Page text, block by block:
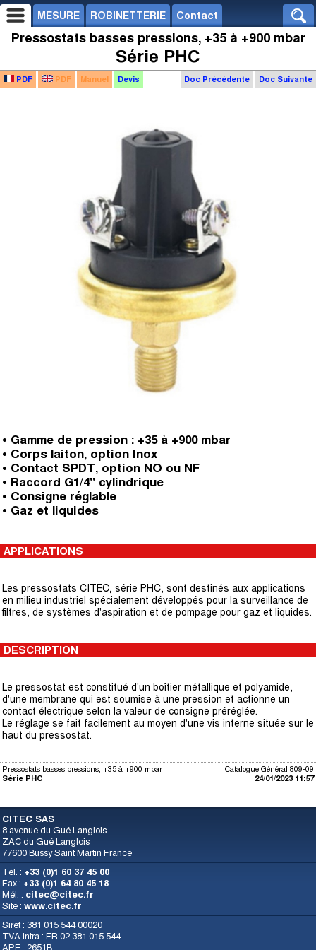
MESURE ROBINETTERIE Contact
Pressostats basses pressions, +35 à +900 mbar
Série PHC
Doc Précédente Doc Suivante
PDF PDF Manuel Devis
• Gamme de pression : +35 à +900 mbar
• Corps laiton, option Inox
• Contact SPDT, option NO ou NF
• Raccord G1/4" cylindrique
• Consigne réglable
• Gaz et liquides
APPLICATIONS
Les pressostats CITEC, série PHC, sont destinés aux applications
en milieu industriel spécialement développés pour la surveillance de
filtres, de systèmes d'aspiration et de pompage pour gaz et liquides.
DESCRIPTION
Le pressostat est constitué d'un boîtier métallique et polyamide,
d'une membrane qui est soumise à une pression et actionne un
contact électrique selon la valeur de consigne préréglée.
Le réglage se fait facilement au moyen d'une vis interne située sur le
haut du pressostat.
Catalogue Général 809-09
24/01/2023 11:57
Pressostats basses pressions, +35 à +900 mbar
Série PHC
CITEC SAS
8 avenue du Gué Langlois
ZAC du Gué Langlois
77600 Bussy Saint Martin France
Tél. : +33 (0)1 60 37 45 00
Fax : +33 (0)1 64 80 45 18
Mél. : citec@citec.fr
Site : www.citec.fr
Siret : 381 015 544 00020
TVA Intra : FR 02 381 015 544
APE : 2651B